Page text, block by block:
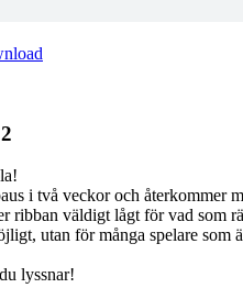
i två veckor och återkommer
ribban väldigt lågt för vad som
utan för många spelare
lyssnar!